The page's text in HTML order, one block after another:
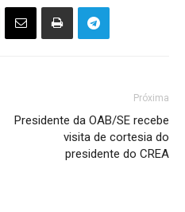
Próxima
Presidente da OAB/SE recebe
visita de cortesia do
presidente do CREA